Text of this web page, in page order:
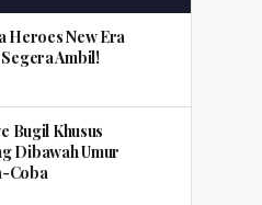
Heroes New Era
Ambil!
Bugil Khusus
Dibawah Umur
Coba